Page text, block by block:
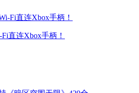
直连Xbox手柄！